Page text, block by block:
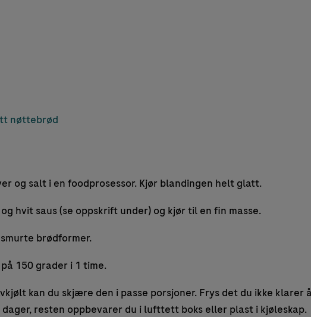
nøttebrød
og salt i en foodprosessor. Kjør blandingen helt glatt.
hvit saus (se oppskrift under) og kjør til en fin masse.
brødformer.
150 grader i 1 time.
kan du skjære den i passe porsjoner. Frys det du ikke klarer
resten oppbevarer du i lufttett boks eller plast i kjøleskap.